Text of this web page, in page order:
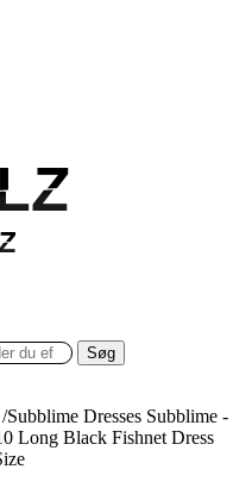
Søg
/Subblime Dresses Subblime -
Long Black Fishnet Dress